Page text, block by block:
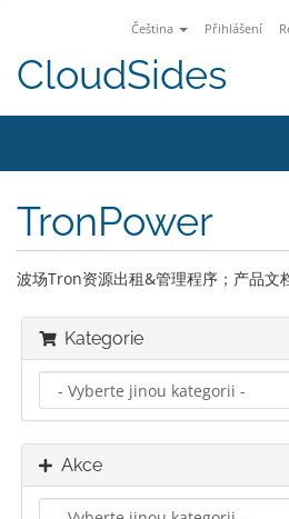
Čeština Přihlášení
CloudSides
TronPower
波场Tron资源出租&管理程序；产品
Kategorie
Akce